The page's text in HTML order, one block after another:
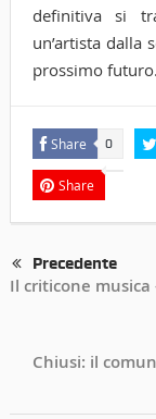
definitiva si
un’artista dalla
prossimo
Share 0
Share
Precedente
Il criticone
Chiusi: il